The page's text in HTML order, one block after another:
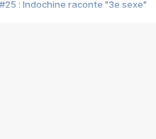
#25 : Indochine raconte "3e sexe"